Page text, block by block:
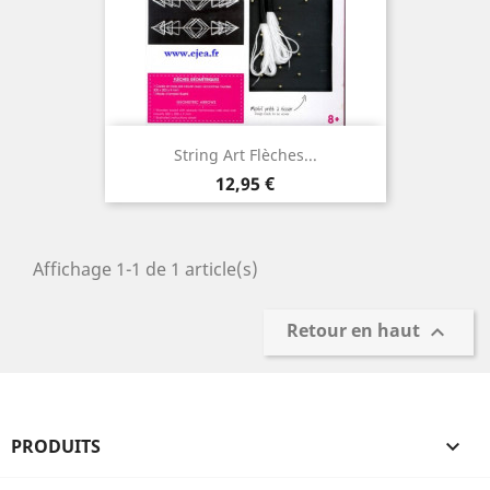
String Art Flèches...
Prix
12,95 €
Affichage 1-1 de 1 article(s)
Retour en haut 
PRODUITS 